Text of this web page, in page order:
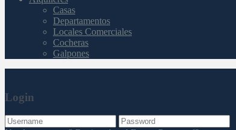
Casas
Departamentos
Locales Comerciales
Cocheras
Galpones
Login